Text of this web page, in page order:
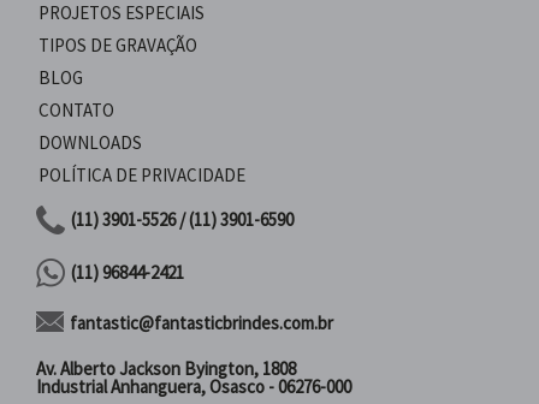
PROJETOS ESPECIAIS
TIPOS DE GRAVAÇÃO
BLOG
CONTATO
DOWNLOADS
POLÍTICA DE PRIVACIDADE
(11) 3901-5526 / (11) 3901-6590
(11) 96844-2421
fantastic@fantasticbrindes.com.br
Av. Alberto Jackson Byington, 1808
Industrial Anhanguera, Osasco - 06276-000